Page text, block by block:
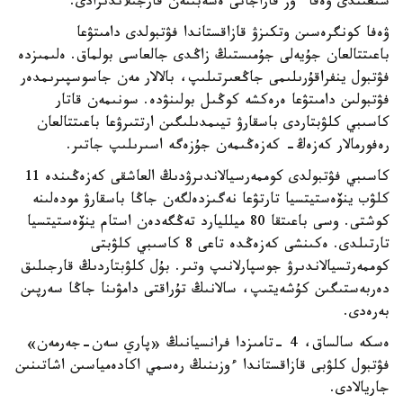
ۋەفا كونگرەسىن وتكىزۋ قازاقستاندا فۋتبولدى دامىتۋعا
باعىتتالعان جۇيەلى جۇمىستىڭ زاڭدى جالعاسى بولماق. ەلىمىزدە
فۋتبول ينفراقۇرىلىمى جاڭعىرتىلىپ، بالالار مەن جاسوسپىرىمدەر
فۋتبولىن دامىتۋعا ەرەكشە كوڭىل بولىنۋدە. سونىمەن قاتار
كاسىبي كلۋبتاردى باسقارۋ تيىمدىلىگىن ارتتىرۋعا باعىتتالعان
رەفورمالار كەزەڭ- كەزەڭىمەن جۇزەگە اسىرىلىپ جاتىر.
كاسىبي فۋتبولدى كوممەرسيالاندىرۋدىڭ العاشقى كەزەڭىندە 11
كلۋب ينۆەستيتسيا تارتۋعا نەگىزدەلگەن جاڭا باسقارۋ مودەلىنە
كوشتى. وسى باعىتقا 80 ميلليارد تەڭگەدەن استام ينۆەستيتسيا
تارتىلدى. ەكىنشى كەزەڭدە تاعى 8 كاسىبي كلۋبتى
كوممەرتسيالاندىرۋ جوسپارلانىپ وتىر. بۇل كلۋبتاردىڭ قارجىلىق
دەربەستىگىن كۇشەيتىپ، سالانىڭ تۇراقتى دامۋىنا جاڭا سەرپىن
بەرەدى.
ەسكە سالساق، 4 -تامىزدا فرانسيانىڭ «پاري سەن-جەرمەن»
فۋتبول كلۋبى قازاقستاندا ءوزىنىڭ رەسمي اكادەمياسىن اشاتىنىن
جاريالادى.